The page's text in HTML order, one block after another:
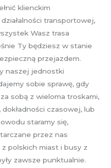
klienckim
transportowej,
Wasz trasa
Ty będziesz w stanie
przejazdem.
naszej jednostki
sobie sprawę, gdy
sobą z wieloma troskami,
czasowej, lub
staramy się,
przez nas
polskich miast i busy z
zawsze punktualnie.